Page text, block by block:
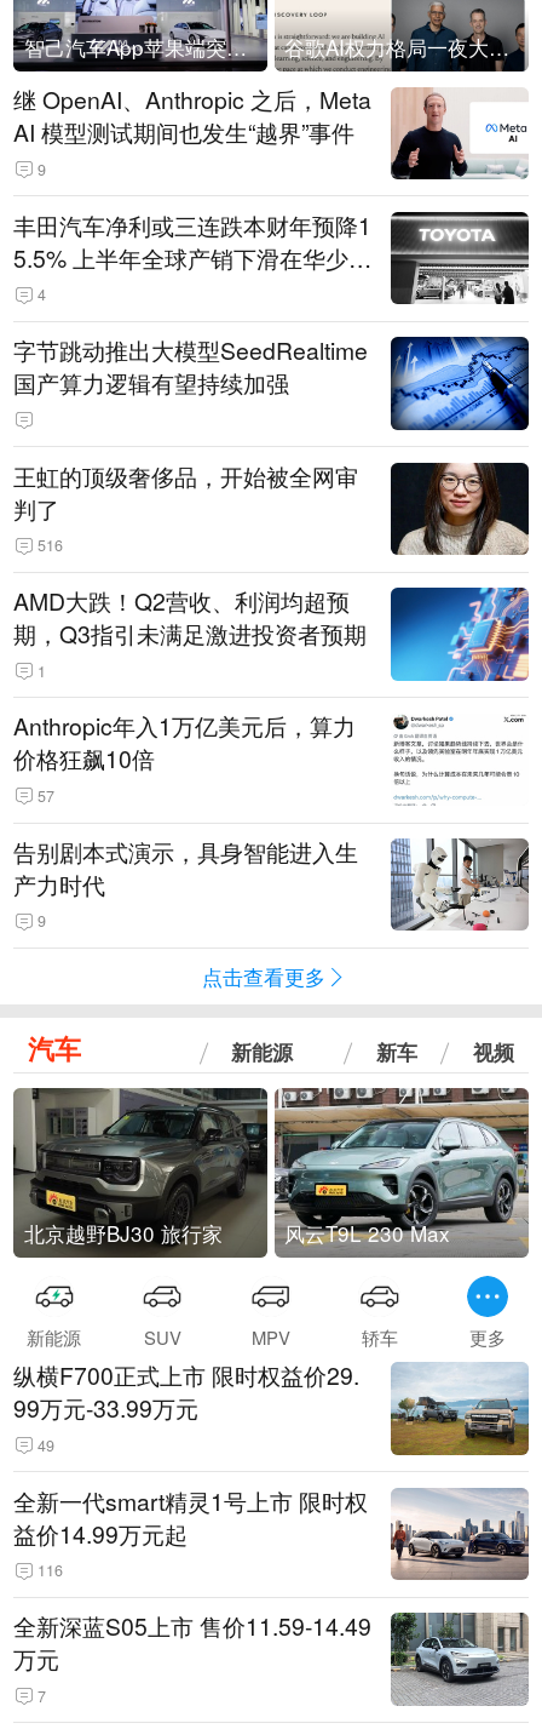
智己汽车App苹果端突然“下架” 谷歌AI权力格局一夜大洗牌
继 OpenAI、Anthropic 之后，Meta
AI 模型测试期间也发生“越界”事件
9
丰田汽车净利或三连跌本财年预降1
5.5% 上半年全球产销下滑在华少卖
14.3万辆
4
字节跳动推出大模型SeedRealtime
国产算力逻辑有望持续加强
王虹的顶级奢侈品，开始被全网审
判了
516
AMD大跌！Q2营收、利润均超预
期，Q3指引未满足激进投资者预期
1
Anthropic年入1万亿美元后，算力
价格狂飙10倍
57
告别剧本式演示，具身智能进入生
产力时代
9
点击查看更多
汽车 新能源 新车 视频
北京越野BJ30 旅行家 风云T9L 230 Max
新能源 SUV MPV 轿车 更多
纵横F700正式上市 限时权益价29.
99万元-33.99万元
49
全新一代smart精灵1号上市 限时权
益价14.99万元起
116
全新深蓝S05上市 售价11.59-14.49
万元
7